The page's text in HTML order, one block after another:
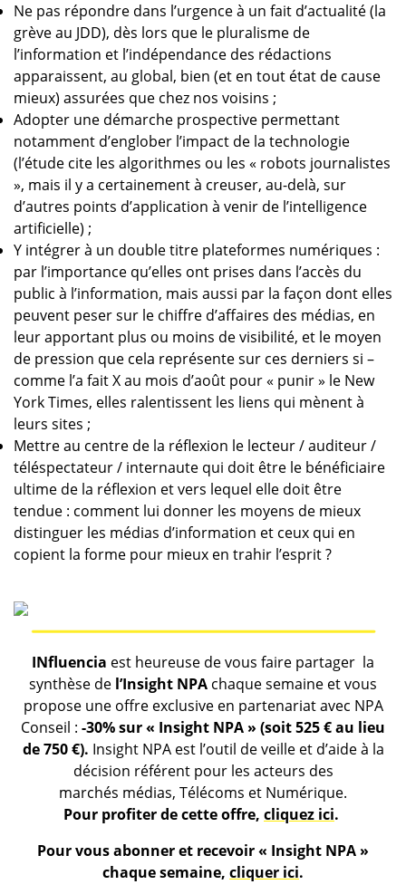
Ne pas répondre dans l’urgence à un fait d’actualité (la
grève au JDD), dès lors que le pluralisme de
l’information et l’indépendance des rédactions
apparaissent, au global, bien (et en tout état de cause
mieux) assurées que chez nos voisins ;
Adopter une démarche prospective permettant
notamment d’englober l’impact de la technologie
(l’étude cite les algorithmes ou les « robots journalistes
», mais il y a certainement à creuser, au-delà, sur
d’autres points d’application à venir de l’intelligence
artificielle) ;
Y intégrer à un double titre plateformes numériques :
par l’importance qu’elles ont prises dans l’accès du
public à l’information, mais aussi par la façon dont elles
peuvent peser sur le chiffre d’affaires des médias, en
leur apportant plus ou moins de visibilité, et le moyen
de pression que cela représente sur ces derniers si –
comme l’a fait X au mois d’août pour « punir » le New
York Times, elles ralentissent les liens qui mènent à
leurs sites ;
Mettre au centre de la réflexion le lecteur / auditeur /
téléspectateur / internaute qui doit être le bénéficiaire
ultime de la réflexion et vers lequel elle doit être
tendue : comment lui donner les moyens de mieux
distinguer les médias d’information et ceux qui en
copient la forme pour mieux en trahir l’esprit ?
INfluencia est heureuse de vous faire partager la
synthèse de l’Insight NPA chaque semaine et vous
propose une offre exclusive en partenariat avec NPA
Conseil : -30% sur « Insight NPA » (soit 525 € au lieu
de 750 €). Insight NPA est l’outil de veille et d’aide à la
décision référent pour les acteurs des
marchés médias, Télécoms et Numérique.
Pour profiter de cette offre, cliquez ici.
Pour vous abonner et recevoir « Insight NPA »
chaque semaine, cliquer ici.